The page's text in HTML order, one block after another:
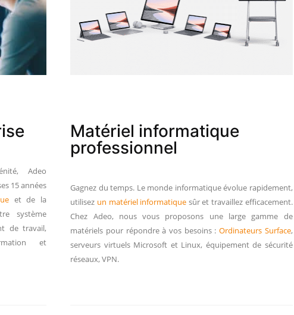
Adeo
15 années
et de la
système
de travail,
et
Matériel informatique
professionnel
Gagnez du temps. Le monde informatique évolue rapidement,
utilisez un matériel informatique sûr et travaillez efficacement.
Chez Adeo, nous vous proposons une large gamme de
matériels pour répondre à vos besoins : Ordinateurs Surface,
serveurs virtuels Microsoft et Linux, équipement de sécurité
réseaux, VPN.